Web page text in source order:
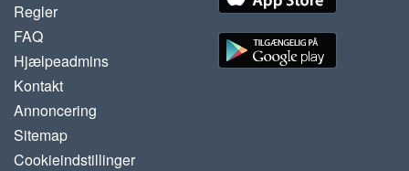
Regler
FAQ
Hjælpeadmins
Kontakt
Annoncering
Sitemap
Cookieindstillinger